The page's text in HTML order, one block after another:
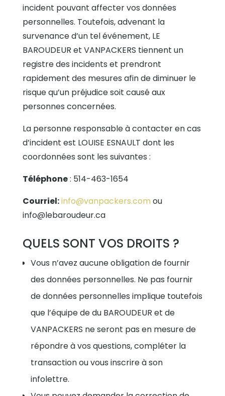
incident pouvant affecter vos données
personnelles. Toutefois, advenant la
survenance d’un tel événement, LE
BAROUDEUR et VANPACKERS tiennent un
registre des incidents et prendront
rapidement des mesures afin de diminuer le
risque qu’un préjudice soit causé aux
personnes concernées.
La personne responsable à contacter en cas
d’incident est LOUISE ESNAULT dont les
coordonnées sont les suivantes :
Téléphone: 514-463-1654
Courriel:info@vanpackers.com ou
info@lebaroudeur.ca
QUELS SONT VOS DROITS ?
Vous n’avez aucune obligation de fournir
des données personnelles. Ne pas fournir
de données personnelles implique toutefois
que l’équipe de du BAROUDEUR et de
VANPACKERS ne seront pas en mesure de
répondre à vos questions, compléter la
transaction ou vous inscrire à son
infolettre.